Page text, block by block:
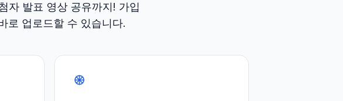
자 발표 영상 공유까지! 가입
로 업로드할 수 있습니다.